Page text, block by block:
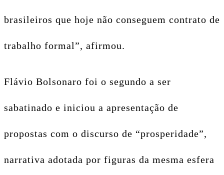
brasileiros que hoje não conseguem contrato de
trabalho formal”, afirmou.
Flávio Bolsonaro foi o segundo a ser
sabatinado e iniciou a apresentação de
propostas com o discurso de “prosperidade”,
narrativa adotada por figuras da mesma esfera